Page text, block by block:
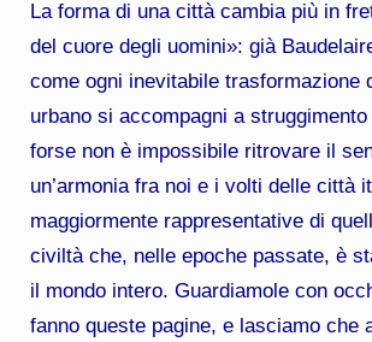
La forma di una città cambia più in
del cuore degli uomini»: già
come ogni inevitabile trasformazione
urbano si accompagni a
forse non è impossibile ritrovare il
un’armonia fra noi e i volti delle città
maggiormente rappresentative di
civiltà che, nelle epoche passate, è
il mondo intero. Guardiamole con
fanno queste pagine, e lasciamo che